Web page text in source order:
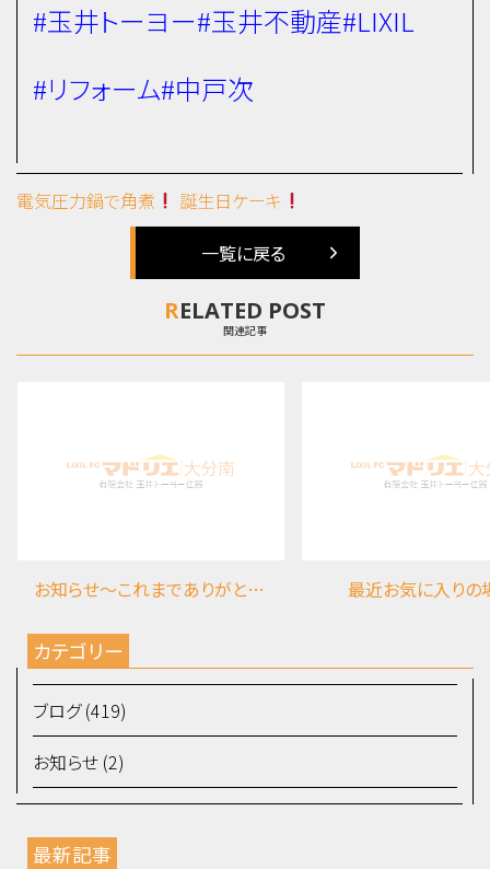
#玉井トーヨー#玉井不動産#LIXIL
#リフォーム#中戸次
電気圧力鍋で角煮 誕生日ケーキ
一覧に戻る
RELATED POST
関連記事
お知らせ～これまでありがとうございました 最近お気に入りの
カテゴリー
ブログ (419)
お知らせ (2)
最新記事